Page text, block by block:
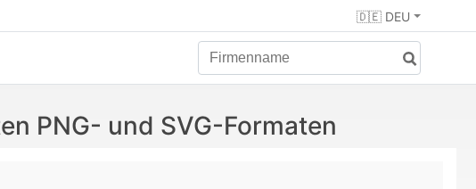
🇩🇪 DEU
PNG- und SVG-Formaten